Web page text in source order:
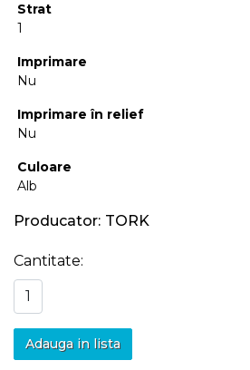
Strat
1
Imprimare
Nu
Imprimare în relief
Nu
Culoare
Alb
Producator: TORK
Cantitate:
Adauga in lista